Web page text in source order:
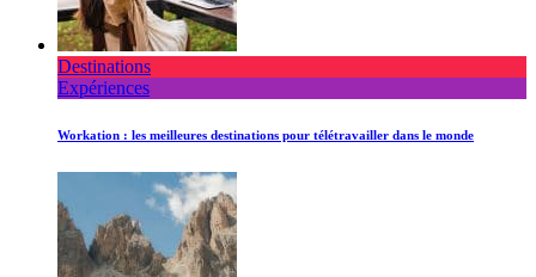
Destinations
Expériences
Workation : les meilleures destinations pour télétravailler dans le monde